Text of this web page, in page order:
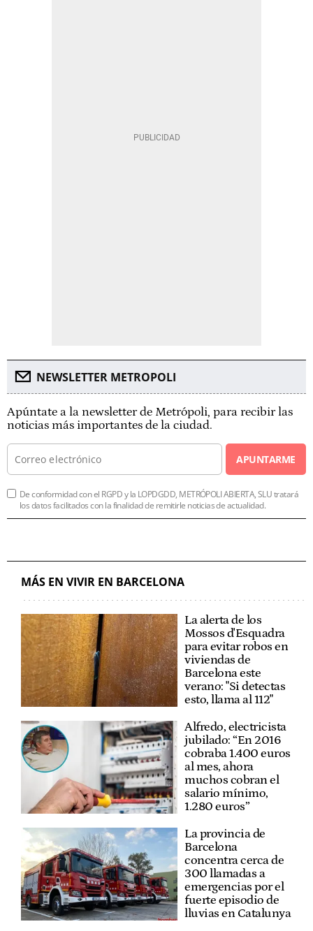
NEWSLETTER METROPOLI
Apúntate a la newsletter de Metrópoli, para recibir las
noticias más importantes de la ciudad.
APUNTARME
De conformidad con el RGPD y la LOPDGDD, METRÓPOLI ABIERTA, SLU tratará
los datos facilitados con la finalidad de remitirle noticias de actualidad.
MÁS EN VIVIR EN BARCELONA
La alerta de los
Mossos d'Esquadra
para evitar robos en
viviendas de
Barcelona este
verano: "Si detectas
esto, llama al 112"
Alfredo, electricista
jubilado: “En 2016
cobraba 1.400 euros
al mes, ahora
muchos cobran el
salario mínimo,
1.280 euros”
La provincia de
Barcelona
concentra cerca de
300 llamadas a
emergencias por el
fuerte episodio de
lluvias en Catalunya